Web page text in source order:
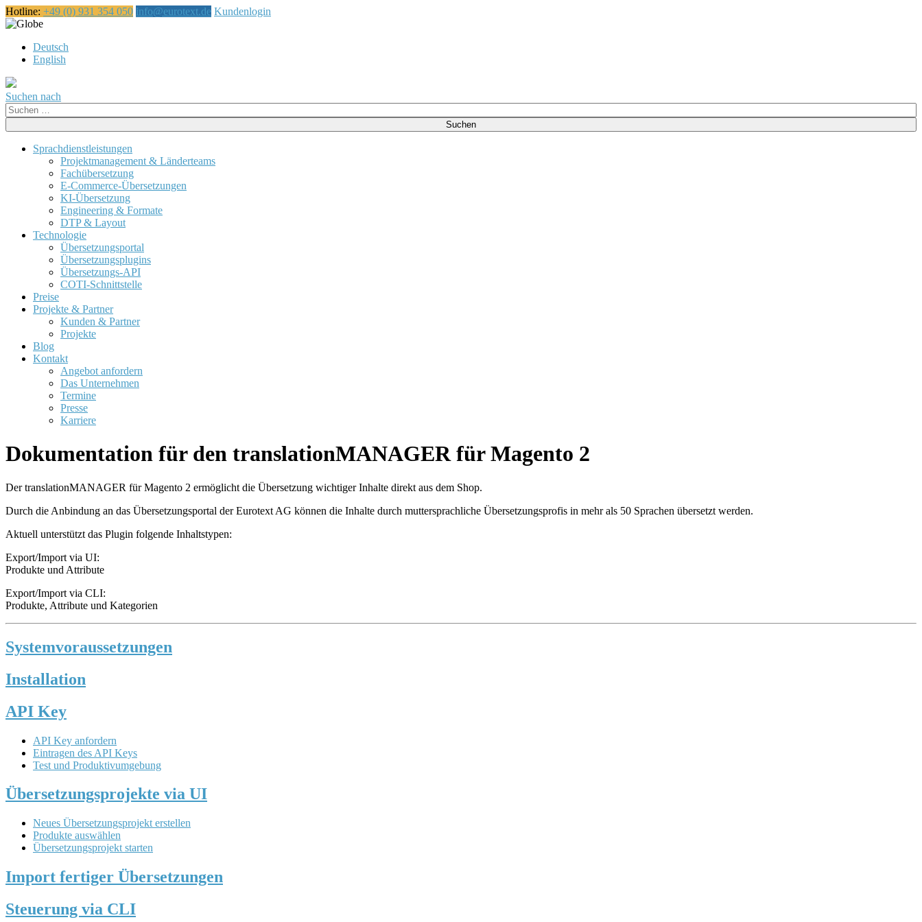
Hotline: +49 (0) 931 354 050 info@eurotext.de Kundenlogin
Deutsch
English
Suchen nach
Suche
nach:
Sprachdienstleistungen
Projektmanagement & Länderteams
Fachübersetzung
E-Commerce-Übersetzungen
KI-Übersetzung
Engineering & Formate
DTP & Layout
Technologie
Übersetzungsportal
Übersetzungsplugins
Übersetzungs-API
COTI-Schnittstelle
Preise
Projekte & Partner
Kunden & Partner
Projekte
Blog
Kontakt
Angebot anfordern
Das Unternehmen
Termine
Presse
Karriere
Dokumentation für den translationMANAGER für Magento 2
Der translationMANAGER für Magento 2 ermöglicht die Übersetzung wichtiger Inhalte direkt aus dem Shop.
Durch die Anbindung an das Übersetzungsportal der Eurotext AG können die Inhalte durch muttersprachliche Übersetzungsprofis in mehr als 50 Sprachen übersetzt werden.
Aktuell unterstützt das Plugin folgende Inhaltstypen:
Export/Import via UI:
Produkte und Attribute
Export/Import via CLI:
Produkte, Attribute und Kategorien
Systemvoraussetzungen
Installation
API Key
API Key anfordern
Eintragen des API Keys
Test und Produktivumgebung
Übersetzungsprojekte via UI
Neues Übersetzungsprojekt erstellen
Produkte auswählen
Übersetzungsprojekt starten
Import fertiger Übersetzungen
Steuerung via CLI